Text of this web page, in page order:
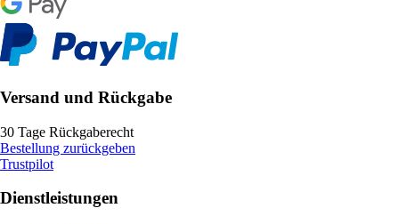
Versand und Rückgabe
30 Tage Rückgaberecht
Bestellung zurückgeben
Trustpilot
Dienstleistungen